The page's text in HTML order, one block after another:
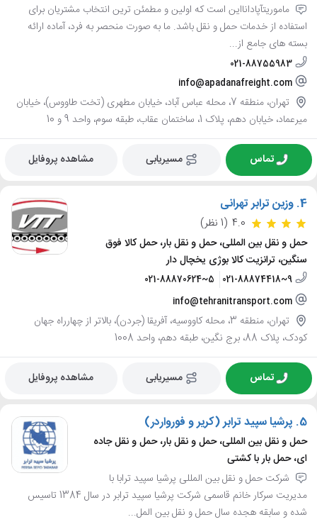
ماموریتآپادانااین است که اولین و مطمئن ترین انتخاب مشتریان برای
استفاده از خدمات حمل و نقل باشد. ما به صورت منحصر به فرد، آماده ارائه
بسته های جامع از...
021-88755983
info@apadanafreight.com
تهران، منطقه 7، محله عباس آباد، خیابان مطهری (تخت طاووس)، خیابان
میرعماد، خیابان دهم، پلاک 1، ساختمان عقاب، طبقه سوم، واحد 9 و 10
تماس مسیریابی مشاهده پروفایل
4. وزین ترابر تهرانی
4.0 (1 نظر)
حمل و نقل بین المللی، حمل و نقل بار، حمل کالا فوق
سنگین، ترانزیت کالا بوژی یخچال دار
021-88874418~9
021-88870624~5
info@tehranitransport.com
تهران، منطقه 3، محله کاووسیه، آفریقا (جردن)، بالاتر از چهارراه جهان
کودک، پلاک 88، برج نگین، طبقه دهم، واحد 1008
تماس مسیریابی مشاهده پروفایل
5. پرشیا سپید ترابر (کریر و فورواردر)
حمل و نقل بین المللی، حمل و نقل بار، حمل و نقل جاده
ای، حمل بار با کشتی
شرکت حمل و نقل بین المللی پرشیا سپید ترابا با
مدیریت سرکار خانم قاسمی شرکت پرشیا سپید ترابر در سال 1384 تاسیس
شده و سابقه هجده سال حمل و نقل بین المل...